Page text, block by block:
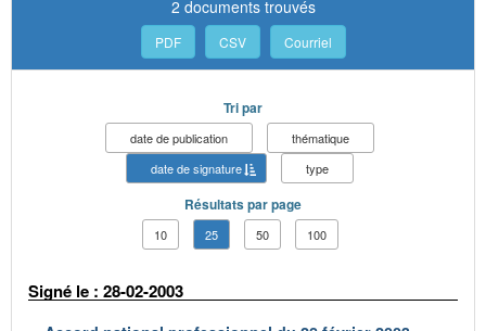
2 documents trouvés
PDF CSV Courriel
Tri par
date de publication
thématique
date de signature
type
Résultats par page
10 25 50 100
Signé le : 28-02-2003